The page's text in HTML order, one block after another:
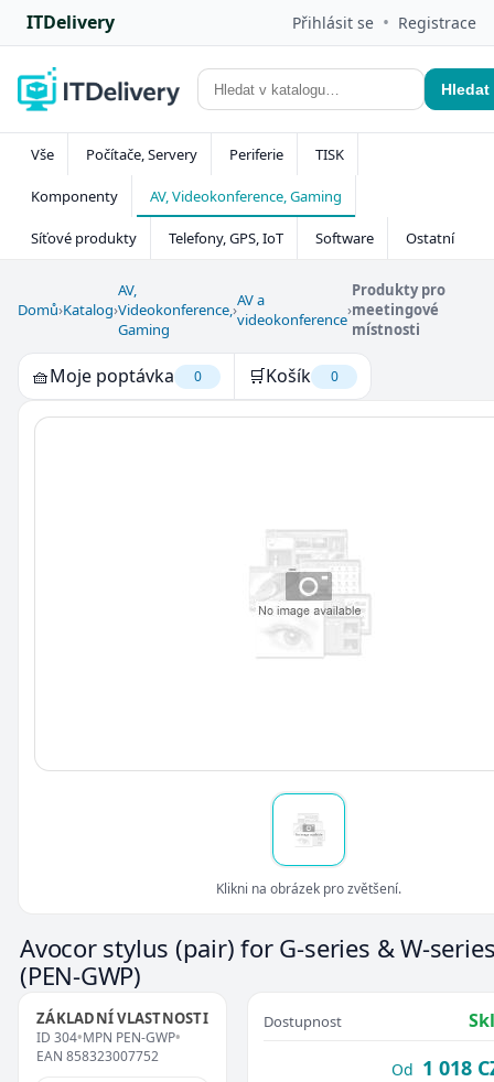
ITDelivery Přihlásit se • Registrace
Hledat
Vše Počítače, Servery Periferie TISK
Komponenty AV, Videokonference, Gaming
Síťové produkty Telefony, GPS, IoT Software Ostatní
Domů›Katalog›
AV,
Videokonference,
Gaming
›AV a
videokonference›
Produkty pro
meetingové
místnosti
🧺Moje poptávka 0 🛒Košík 0
Klikni na obrázek pro zvětšení.
Avocor stylus (pair) for G-series & W-
(PEN-GWP)
ZÁKLADNÍ VLASTNOSTI
ID 304•MPN PEN-GWP•
EAN 858323007752
Dostupnost
Od 1 018